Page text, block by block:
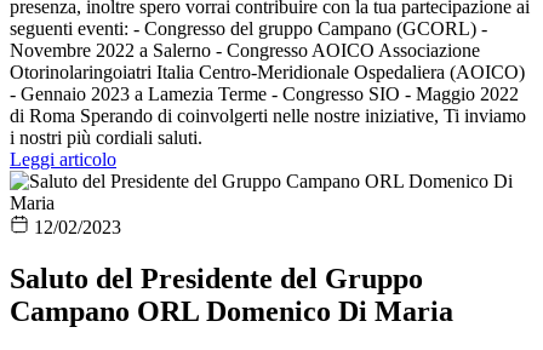
presenza, inoltre spero vorrai contribuire con la tua partecipazione ai
seguenti eventi: - Congresso del gruppo Campano (GCORL) -
Novembre 2022 a Salerno - Congresso AOICO Associazione
Otorinolaringoiatri Italia Centro-Meridionale Ospedaliera (AOICO)
- Gennaio 2023 a Lamezia Terme - Congresso SIO - Maggio 2022
di Roma Sperando di coinvolgerti nelle nostre iniziative, Ti inviamo
i nostri più cordiali saluti.
Leggi articolo
12/02/2023
Saluto del Presidente del Gruppo
Campano ORL Domenico Di Maria